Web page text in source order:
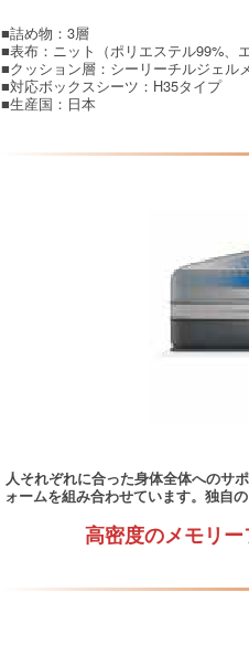
■詰め物：3層
■表布：ニット（ポリエステル99%、
■クッション層：シーリーチルジェル
■対応ボックスシーツ：H35タイプ
■生産国：日本
人それぞれに合った身体全体へのサ
ォームを組み合わせています。独自
高密度のメモリ